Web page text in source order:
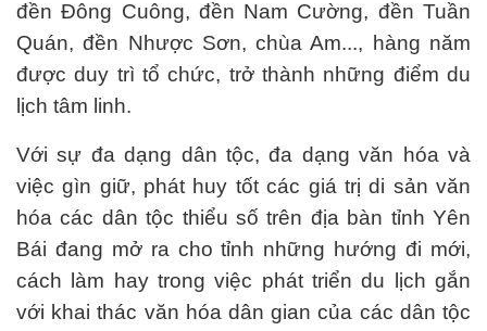
đền Đông Cuông, đền Nam Cường, đền Tuần
Quán, đền Nhược Sơn, chùa Am..., hàng năm
được duy trì tổ chức, trở thành những điểm du
lịch tâm linh.
Với sự đa dạng dân tộc, đa dạng văn hóa và
việc gìn giữ, phát huy tốt các giá trị di sản văn
hóa các dân tộc thiểu số trên địa bàn tỉnh Yên
Bái đang mở ra cho tỉnh những hướng đi mới,
cách làm hay trong việc phát triển du lịch gắn
với khai thác văn hóa dân gian của các dân tộc